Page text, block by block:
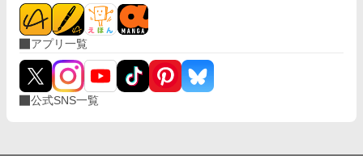
立場も理性も、すべてが絡み合うオフィスの夜。 秘密の扉を開け
た榊は、もう戻れない。 快楽に溺れるその瞬間まで、彼を待つの
は破滅か、それとも救いか。 ――これは、ひとりの上司が“愛”と
いう名の支配に沈んでいく物語。
アプリ一覧
公式SNS一覧